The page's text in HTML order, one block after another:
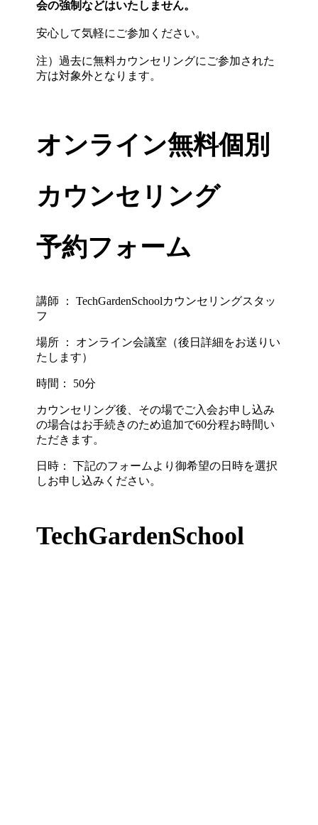
会の強制などはいたしません。
安心して気軽にご参加ください。
注）過去に無料カウンセリングにご参加された
方は対象外となります。
オンライン無料個別
カウンセリング
予約フォーム
講師 ： TechGardenSchoolカウンセリングスタッ
フ
場所 ： オンライン会議室（後日詳細をお送りい
たします）
時間： 50分
カウンセリング後、その場でご入会お申し込み
の場合はお手続きのため追加で60分程お時間い
ただきます。
日時： 下記のフォームより御希望の日時を選択
しお申し込みください。
TechGardenSchool